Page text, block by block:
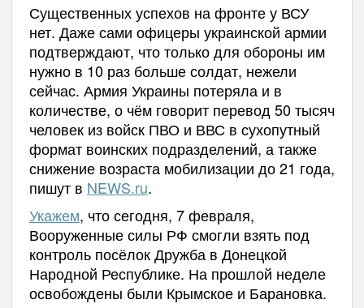
Существенных успехов на фронте у ВСУ
нет. Даже сами офицеры украинской армии
подтверждают, что только для обороны им
нужно в 10 раз больше солдат, нежели
сейчас. Армия Украины потеряла и в
количестве, о чём говорит перевод 50 тысяч
человек из войск ПВО и ВВС в сухопутный
формат воинских подразделений, а также
снижение возраста мобилизации до 21 года,
пишут в NEWS.ru.
Укажем, что сегодня, 7 февраля,
Вооруженные силы РФ смогли взять под
контроль посёлок Дружба в Донецкой
Народной Республике. На прошлой неделе
освобождены были Крымское и Барановка.